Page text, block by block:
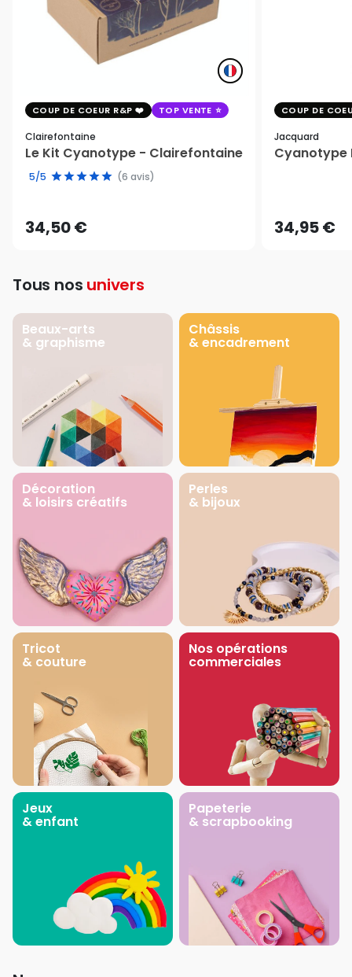
COUP DE COEUR R&P TOP VENTE
Clairefontaine
Le Kit Cyanotype - Clairefontaine
5/5 (6 avis)
34,50 €
COUP DE
Jacquard
Cyanotype
34,95 €
Tous nos univers
Beaux-arts
& graphisme
Châssis
& encadrement
Décoration
& loisirs créatifs
Perles
& bijoux
Tricot
& couture
Nos opérations
commerciales
Jeux
& enfant
Papeterie
& scrapbooking